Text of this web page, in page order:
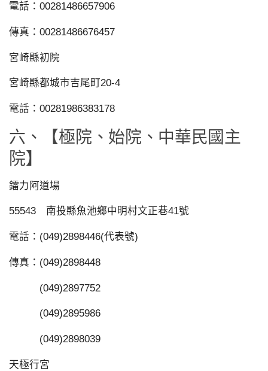
電話：00281486657906
傳真：00281486676457
宮崎縣初院
宮崎縣都城市吉尾町20-4
電話：00281986383178
六、【極院、始院、中華民國主
院】
鐳力阿道場
55543 南投縣魚池鄉中明村文正巷41號
電話：(049)2898446(代表號)
傳真：(049)2898448
(049)2897752
(049)2895986
(049)2898039
天極行宮